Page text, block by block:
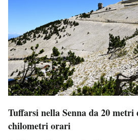
Tuffarsi nella Senna da 20 metri
chilometri orari